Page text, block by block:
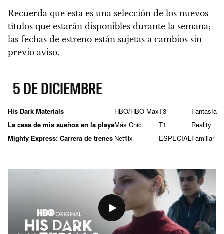
Recuerda que esta es una selección de los nuevos
títulos que estarán disponibles durante la semana;
las fechas de estreno están sujetas a cambios sin
previo aviso.
5 DE DICIEMBRE
His Dark Materials HBO/HBO MaxT3
Fantasía
La casa de mis sueños en la playaMás Chic T1
Reality
Mighty Express: Carrera de trenes Netflix ESPECIALFamiliar